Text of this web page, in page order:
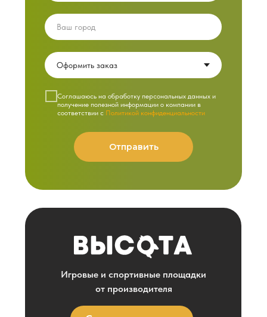
Cоглашаюсь на обработку персональных данных и
получение полезной информации о компании в
соответствии с Политикой конфиденциальности
Отправить
Игровые и спортивные площадки
от производителя